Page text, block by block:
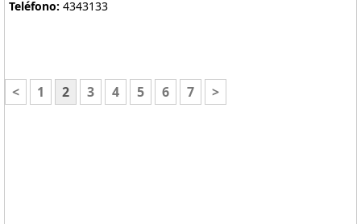
Teléfono: 4343133
< 1 2 3 4 5 6 7 >